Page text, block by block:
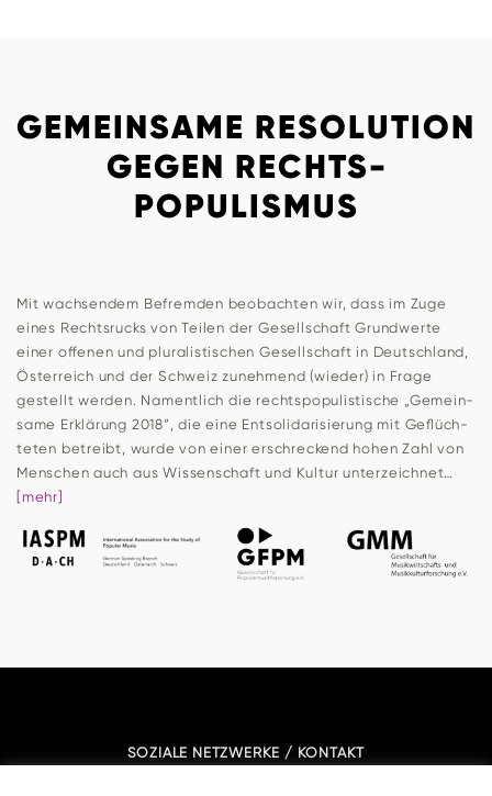
GEMEINSAME RESOLUTION
GEGEN RECHTS­
POPULISMUS
Mit wach­sendem Befremden beob­achten wir, dass im Zuge
eines Rechts­rucks von Teilen der Gesell­schaft Grund­werte
einer offenen und plu­ra­lis­ti­schen Gesell­schaft in Deutsch­land,
Öster­reich und der Schweiz zuneh­mend (wieder) in Frage
gestellt werden. Nament­lich die rechts­po­pu­lis­ti­sche „Gemein­
same Erklä­rung 2018”, die eine Ent­so­li­da­ri­sie­rung mit Geflüch­
teten betreibt, wurde von einer erschre­ckend hohen Zahl von
Men­schen auch aus Wis­sen­schaft und Kultur unterzeichnet…
[mehr]
SOZIALE NETZWERKE / KONTAKT